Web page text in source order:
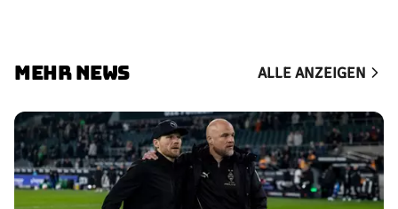
MEHR NEWS ALLE ANZEIGEN